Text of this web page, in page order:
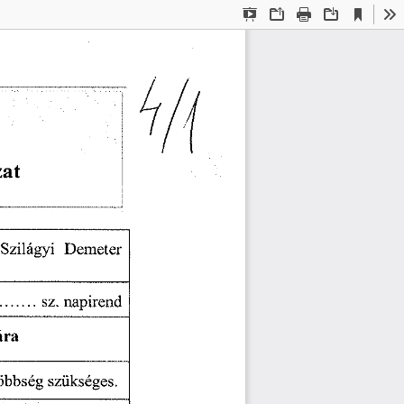
Presentation
OpenPrint Download
Current
View
Szilágyi
   Demeter
sz.
  napirend
  szükséges.